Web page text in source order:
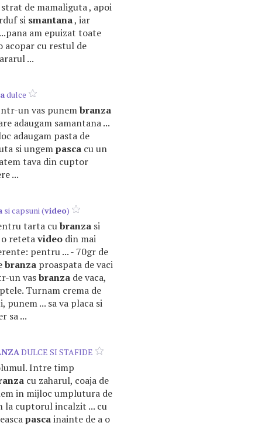
strat de mamaliguta , apoi
si smantana, iar
am epuizat toate
acopar cu restul de
...
dulce
un vas punembranza
adaugam samantana ...
adaugam pasta de
si ungempasca cu un
tava din cuptor
...
si capsuni (video)
tarta cubranza si
o retetavideo din mai
pentru ... - 70gr de
branza proaspata de vaci
un vasbranza de vaca,
Turnam crema de
... sa va placa si
sa ...
DULCE SI STAFIDE
Intre timp
cu zaharul, coaja de
in mijloc umplutura de
la cuptorul incalzit ... cu
pascainainte de a o